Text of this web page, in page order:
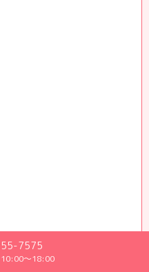
7575
10:00～18:00